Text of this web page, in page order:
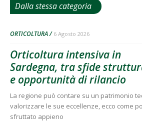
Dalla stessa categoria
ORTICOLTURA 6 Agosto 2026
Orticoltura intensiva in
Sardegna, tra sfide
e opportunità di rilancio
La regione può contare su un patrimonio
valorizzare le sue eccellenze, ecco come
sfruttato appieno